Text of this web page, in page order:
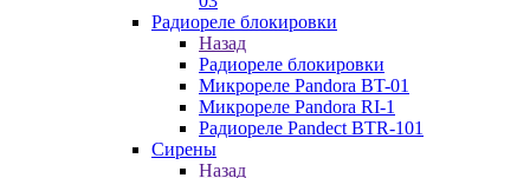
Радиореле блокировки
Назад
Радиореле блокировки
Микрореле Pandora BT-01
Микрореле Pandora RI-1
Радиореле Pandect BTR-101
Сирены
Назад